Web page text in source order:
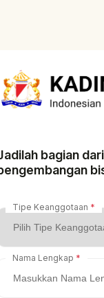
bagian
Tipe Keanggotaan
Nama Lengkap